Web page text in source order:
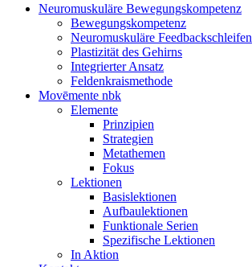
Neuromuskuläre Bewegungskompetenz
Bewegungskompetenz
Neuromuskuläre Feedbackschleifen
Plastizität des Gehirns
Integrierter Ansatz
Feldenkraismethode
Movēmente nbk
Elemente
Prinzipien
Strategien
Metathemen
Fokus
Lektionen
Basislektionen
Aufbaulektionen
Funktionale Serien
Spezifische Lektionen
In Aktion